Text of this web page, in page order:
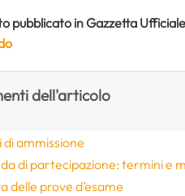
pubblicato in Gazzetta
dell'articolo
di ammissione
di partecipazione: termini e
delle prove d’esame